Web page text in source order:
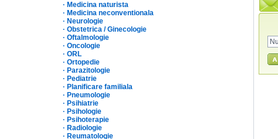
· Medicina naturista
· Medicina neconventionala
· Neurologie
· Obstetrica / Ginecologie
· Oftalmologie
· Oncologie
· ORL
· Ortopedie
· Parazitologie
· Pediatrie
· Planificare familiala
· Pneumologie
· Psihiatrie
· Psihologie
· Psihoterapie
· Radiologie
· Reumatologie